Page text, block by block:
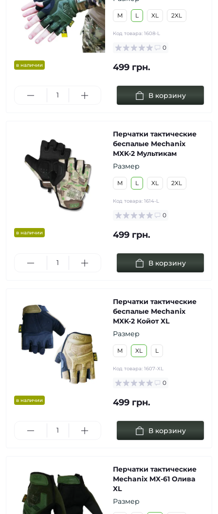
в наличии
M L XL 2XL
Код товара: 1608-L
0
499 грн.
В корзину
в наличии
Перчатки тактические
беспалые Mechanix
MXK-2 Мультикам
Размер
M L XL 2XL
Код товара: 1614-L
0
499 грн.
В корзину
в наличии
Перчатки тактические
беспалые Mechanix
MXK-2 Койот XL
Размер
M XL L
Код товара: 1607-XL
0
499 грн.
В корзину
Перчатки тактические
Mechanix MX-61 Олива
XL
Размер